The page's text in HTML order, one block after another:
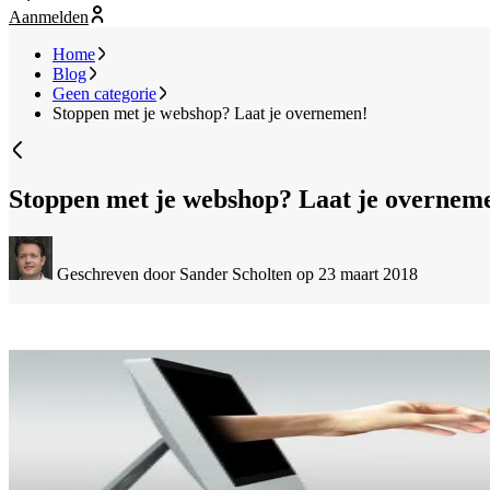
Aanmelden
Home
Blog
Geen categorie
Stoppen met je webshop? Laat je overnemen!
Stoppen met je webshop? Laat je
Geschreven door Sander Scholten op 23 maart 2018